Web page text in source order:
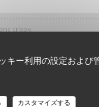
キー利用の設定および
カスタマイズする
crispy.